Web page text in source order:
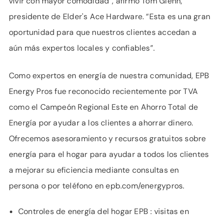
presidente de Elder's Ace Hardware. “Esta es una gran
oportunidad para que nuestros clientes accedan a
aún más expertos locales y confiables”.
Como expertos en energía de nuestra comunidad, EPB
Energy Pros fue reconocido recientemente por TVA
como el Campeón Regional Este en Ahorro Total de
Energía por ayudar a los clientes a ahorrar dinero.
Ofrecemos asesoramiento y recursos gratuitos sobre
energía para el hogar para ayudar a todos los clientes
a mejorar su eficiencia mediante consultas en
persona o por teléfono en epb.com/energypros.
Controles de energía del hogar EPB : visitas en